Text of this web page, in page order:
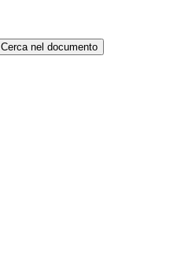
Cerca nel documento